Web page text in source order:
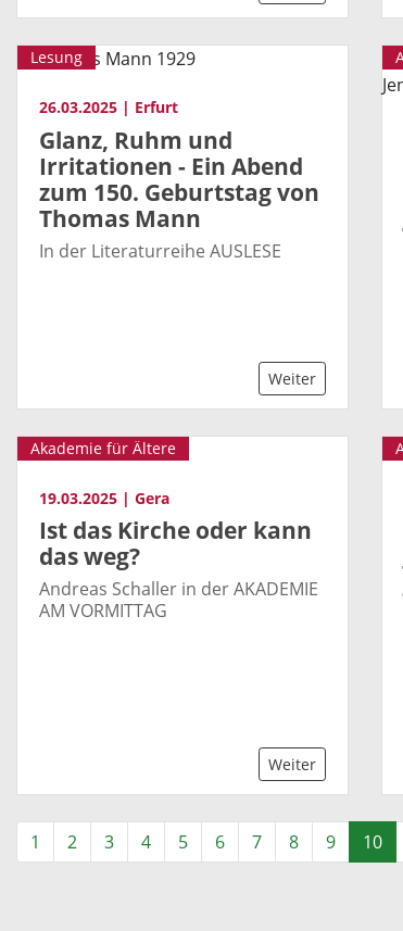
Lesung
26.03.2025 | Erfurt
Glanz, Ruhm und
Irritationen - Ein Abend
zum 150. Geburtstag von
Thomas Mann
In der Literaturreihe AUSLESE
Weiter
Akademie für Ältere
19.03.2025 | Gera
Ist das Kirche oder kann
das weg?
Andreas Schaller in der AKADEMIE
AM VORMITTAG
Weiter
1 2 3 4 5 6 7 8 9 10